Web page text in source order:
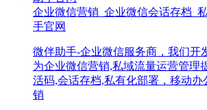
企业微信营销_企业微信会话存档_
手官网
微伴助手-企业微信服务商，我们开
为企业微信营销,私域流量运营管理
活码,会话存档,私有化部署，移动
销